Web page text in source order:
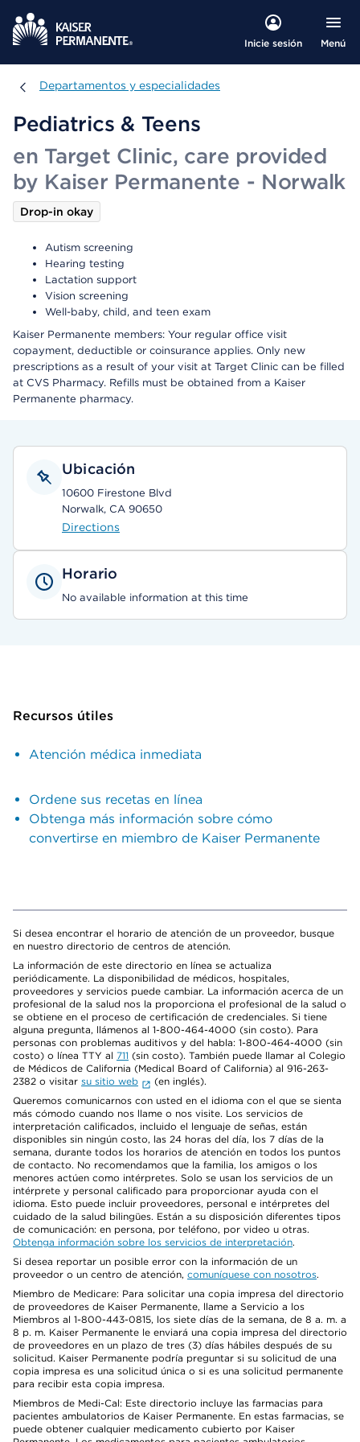
Inicie sesión Menú
Departamentos y especialidades
Departamentos y especialidades
Pediatrics & Teens
en Target Clinic, care provided
by Kaiser Permanente - Norwalk
Drop-in okay
Autism screening
Hearing testing
Lactation support
Vision screening
Well-baby, child, and teen exam
Kaiser Permanente members: Your regular office visit
copayment, deductible or coinsurance applies. Only new
prescriptions as a result of your visit at Target Clinic can be filled
at CVS Pharmacy. Refills must be obtained from a Kaiser
Permanente pharmacy.
Ubicación
10600 Firestone Blvd
Norwalk, CA 90650
Directions
Horario
No available information at this time
Recursos útiles
Atención médica inmediata
Ordene sus recetas en línea
Obtenga más información sobre cómo
convertirse en miembro de Kaiser Permanente
Si desea encontrar el horario de atención de un proveedor, busque
en nuestro directorio de centros de atención.
La información de este directorio en línea se actualiza
periódicamente. La disponibilidad de médicos, hospitales,
proveedores y servicios puede cambiar. La información acerca de un
profesional de la salud nos la proporciona el profesional de la salud o
se obtiene en el proceso de certificación de credenciales. Si tiene
alguna pregunta, llámenos al 1-800-464-4000 (sin costo). Para
personas con problemas auditivos y del habla: 1-800-464-4000 (sin
costo) o línea TTY al 711 (sin costo). También puede llamar al Colegio
de Médicos de California (Medical Board of California) al 916-263-
2382 o visitar su sitio web
(en inglés).
Queremos comunicarnos con usted en el idioma con el que se sienta
más cómodo cuando nos llame o nos visite. Los servicios de
interpretación calificados, incluido el lenguaje de señas, están
disponibles sin ningún costo, las 24 horas del día, los 7 días de la
semana, durante todos los horarios de atención en todos los puntos
de contacto. No recomendamos que la familia, los amigos o los
menores actúen como intérpretes. Solo se usan los servicios de un
intérprete y personal calificado para proporcionar ayuda con el
idioma. Esto puede incluir proveedores, personal e intérpretes del
cuidado de la salud bilingües. Están a su disposición diferentes tipos
de comunicación: en persona, por teléfono, por video u otras.
Obtenga información sobre los servicios de interpretación.
Si desea reportar un posible error con la información de un
proveedor o un centro de atención, comuníquese con nosotros.
Miembro de Medicare: Para solicitar una copia impresa del directorio
de proveedores de Kaiser Permanente, llame a Servicio a los
Miembros al 1-800-443-0815, los siete días de la semana, de 8 a. m. a
8 p. m. Kaiser Permanente le enviará una copia impresa del directorio
de proveedores en un plazo de tres (3) días hábiles después de su
solicitud. Kaiser Permanente podría preguntar si su solicitud de una
copia impresa es una solicitud única o si es una solicitud permanente
para recibir esta copia impresa.
Miembros de Medi-Cal: Este directorio incluye las farmacias para
pacientes ambulatorios de Kaiser Permanente. En estas farmacias, se
puede obtener cualquier medicamento cubierto por Kaiser